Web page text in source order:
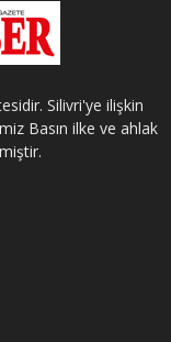
Silivri'ye ilişkin
Basın ilke ve ahlak